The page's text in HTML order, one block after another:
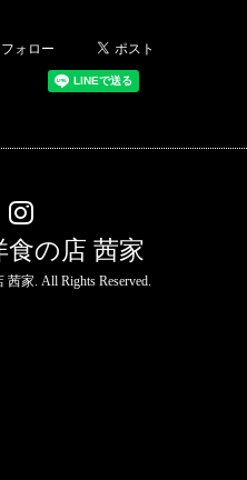
の店 茜家
茜家. All Rights Reserved.